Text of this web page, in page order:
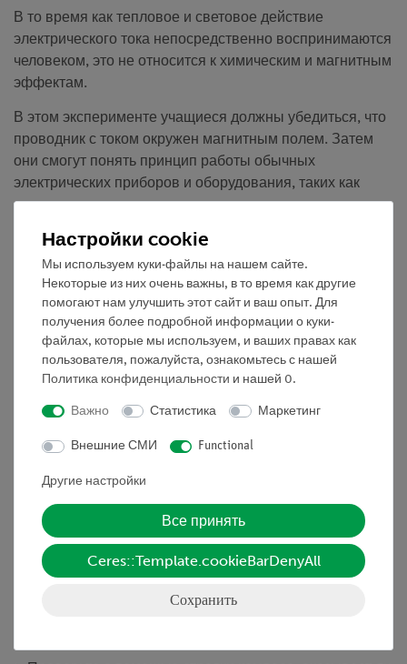
В то время как тепловое и световое действие
электрического тока непосредственно воспринимаются
человеком, это не относится к химическим и магнитным
эффектам.
В этом эксперименте учащиеся должны убедиться, что
проводник с током окружен магнитным полем. Затем
они смогут понять принцип работы обычных
электрических приборов и оборудования, таких как
электрические звонки и электродвигатели.
Для объяснения явлений, которые происходят в ходе
эксперимента, необходимо знание различных вопросов
о постоянном магнетизме: силах, возникающие между
магнитами, магнитными полюсами, магнитными
полями.
Преимущества
необходимости в дополнительных соединениях между
модульными блоками
• Безопасность контактов соединения модульных
• Нержавеющие позолоченные контакты
Настройки cookie
Мы используем куки-файлы на нашем сайте.
Некоторые из них очень важны, в то время как другие
помогают нам улучшить этот сайт и ваш опыт. Для
получения более подробной информации о куки-
файлах, которые мы используем, и ваших правах как
пользователя, пожалуйста, ознакомьтесь с нашей
Политика конфиденциальности и нашей 0.
Важно Статистика Маркетинг
Внешние СМИ Functional
Другие настройки
Все принять
Ceres::Template.cookieBarDenyAll
Сохранить